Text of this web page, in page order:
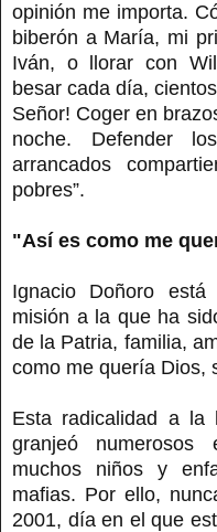
opinión me importa.
biberón a María, mi
Iván, o llorar con
besar cada día,
Señor! Coger en
noche. Defender
arrancados
pobres”.
"Así es como me
Ignacio Doñoro
misión a la que ha
de la Patria, familia,
como me quería Dios,
Esta radicalidad a
granjeó numerosos
muchos niños y
mafias. Por ello,
2001, día en el que